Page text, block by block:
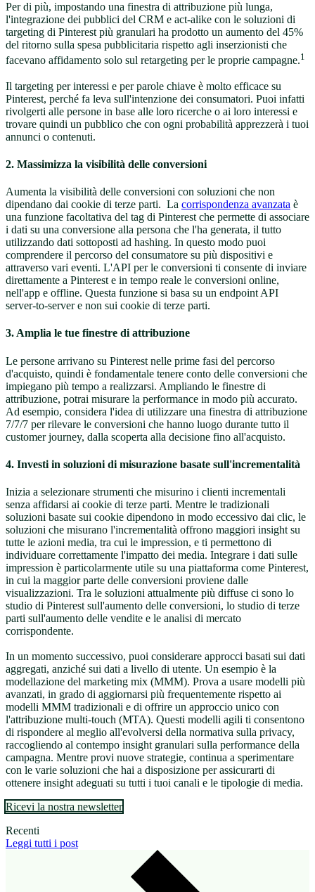
Per di più, impostando una finestra di attribuzione più lunga,
l'integrazione dei pubblici del CRM e act-alike con le soluzioni di
targeting di Pinterest più granulari ha prodotto un aumento del 45%
del ritorno sulla spesa pubblicitaria rispetto agli inserzionisti che
facevano affidamento solo sul retargeting per le proprie campagne.1
Il targeting per interessi e per parole chiave è molto efficace su
Pinterest, perché fa leva sull'intenzione dei consumatori. Puoi infatti
rivolgerti alle persone in base alle loro ricerche o ai loro interessi e
trovare quindi un pubblico che con ogni probabilità apprezzerà i tuoi
annunci o contenuti.
2. Massimizza la visibilità delle conversioni
Aumenta la visibilità delle conversioni con soluzioni che non
dipendano dai cookie di terze parti. La corrispondenza avanzata è
una funzione facoltativa del tag di Pinterest che permette di associare
i dati su una conversione alla persona che l'ha generata, il tutto
utilizzando dati sottoposti ad hashing. In questo modo puoi
comprendere il percorso del consumatore su più dispositivi e
attraverso vari eventi. L'API per le conversioni ti consente di inviare
direttamente a Pinterest e in tempo reale le conversioni online,
nell'app e offline. Questa funzione si basa su un endpoint API
server-to-server e non sui cookie di terze parti.
3. Amplia le tue finestre di attribuzione
Le persone arrivano su Pinterest nelle prime fasi del percorso
d'acquisto, quindi è fondamentale tenere conto delle conversioni che
impiegano più tempo a realizzarsi. Ampliando le finestre di
attribuzione, potrai misurare la performance in modo più accurato.
Ad esempio, considera l'idea di utilizzare una finestra di attribuzione
7/7/7 per rilevare le conversioni che hanno luogo durante tutto il
customer journey, dalla scoperta alla decisione fino all'acquisto.
4. Investi in soluzioni di misurazione basate sull'incrementalità
Inizia a selezionare strumenti che misurino i clienti incrementali
senza affidarsi ai cookie di terze parti. Mentre le tradizionali
soluzioni basate sui cookie dipendono in modo eccessivo dai clic, le
soluzioni che misurano l'incrementalità offrono maggiori insight su
tutte le azioni media, tra cui le impression, e ti permettono di
individuare correttamente l'impatto dei media. Integrare i dati sulle
impression è particolarmente utile su una piattaforma come Pinterest,
in cui la maggior parte delle conversioni proviene dalle
visualizzazioni. Tra le soluzioni attualmente più diffuse ci sono lo
studio di Pinterest sull'aumento delle conversioni, lo studio di terze
parti sull'aumento delle vendite e le analisi di mercato
corrispondente.
In un momento successivo, puoi considerare approcci basati sui dati
aggregati, anziché sui dati a livello di utente. Un esempio è la
modellazione del marketing mix (MMM). Prova a usare modelli più
avanzati, in grado di aggiornarsi più frequentemente rispetto ai
modelli MMM tradizionali e di offrire un approccio unico con
l'attribuzione multi-touch (MTA). Questi modelli agili ti consentono
di rispondere al meglio all'evolversi della normativa sulla privacy,
raccogliendo al contempo insight granulari sulla performance della
campagna. Mentre provi nuove strategie, continua a sperimentare
con le varie soluzioni che hai a disposizione per assicurarti di
ottenere insight adeguati su tutti i tuoi canali e le tipologie di media.
Ricevi la nostra newsletter
Recenti
Leggi tutti i post